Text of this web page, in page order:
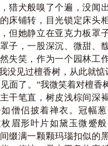
猎犬般嗅了个遍，没闻
床铺转，目光锁定床头
但她静立在亚克力板罩
子，一股深沉、微甜、
失笑，作为一个园林工
没见过檀香树，从此就惦
面了。”我微笑着对檀香
干笔直，树皮浅棕间深
僧侣披着禅衣。冠幅
眉形叶片如黛玉微蹙
缀满一颗颗玛瑙扣似的